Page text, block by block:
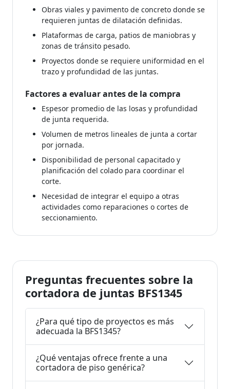
Obras viales y pavimento de concreto donde se
requieren juntas de dilatación definidas.
Plataformas de carga, patios de maniobras y
zonas de tránsito pesado.
Proyectos donde se requiere uniformidad en el
trazo y profundidad de las juntas.
Factores a evaluar antes de la compra
Espesor promedio de las losas y profundidad
de junta requerida.
Volumen de metros lineales de junta a cortar
por jornada.
Disponibilidad de personal capacitado y
planificación del colado para coordinar el
corte.
Necesidad de integrar el equipo a otras
actividades como reparaciones o cortes de
seccionamiento.
Preguntas frecuentes sobre la
cortadora de juntas BFS1345
¿Para qué tipo de proyectos es más
adecuada la BFS1345?
¿Qué ventajas ofrece frente a una
cortadora de piso genérica?